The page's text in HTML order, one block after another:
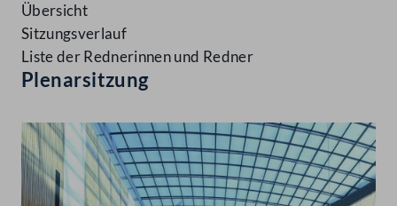
Übersicht
Sitzungsverlauf
Liste der Rednerinnen und Redner
Plenarsitzung